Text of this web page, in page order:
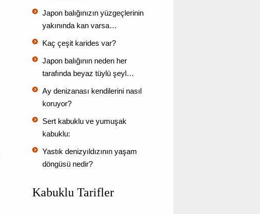
Japon balığınızın yüzgeçlerinin
yakınında kan varsa…
Kaç çeşit karides var?
Japon balığının neden her
tarafında beyaz tüylü şeyl…
Ay denizanası kendilerini nasıl
koruyor?
Sert kabuklu ve yumuşak
kabuklu:
Yastık denizyıldızının yaşam
döngüsü nedir?
Kabuklu Tarifler